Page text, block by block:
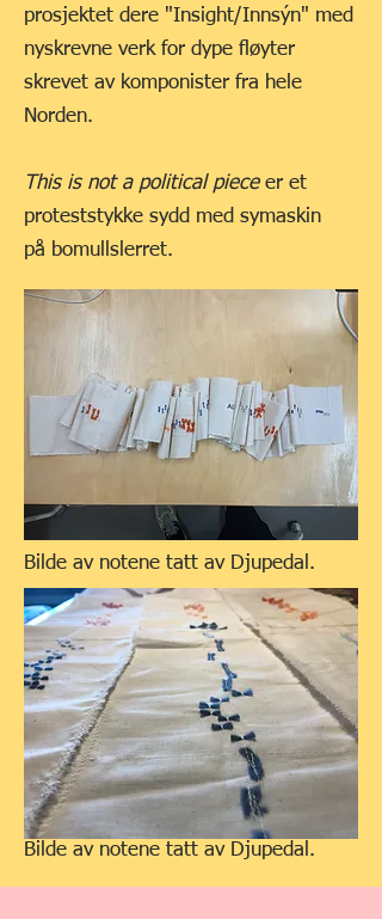
prosjektet dere "Insight/Innsýn" med
nyskrevne verk for dype fløyter
skrevet av komponister fra hele
Norden.
This is not a political piece er et
proteststykke sydd med symaskin
på bomullslerret.
Bilde av notene tatt av Djupedal.
Bilde av notene tatt av Djupedal.